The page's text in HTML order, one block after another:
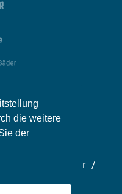
die weitere
der
Partner